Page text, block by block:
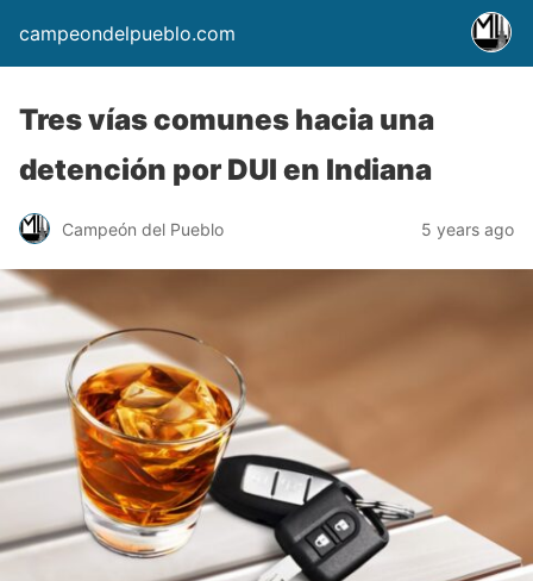
campeondelpueblo.com
Tres vías comunes hacia una
detención por DUI en Indiana
Campeón del Pueblo 5 years ago